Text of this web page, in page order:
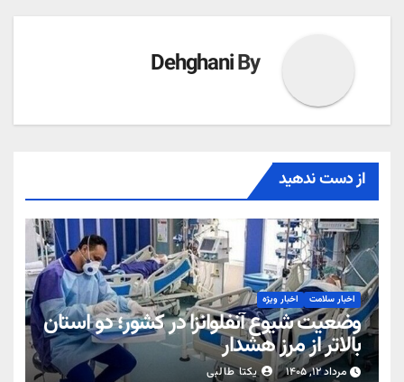
By
Dehghani
از دست ندهید
اخبار سلامت اخبار ویژه
وضعیت شیوع آنفلوانزا در کشور؛ دو استان
بالاتر از مرز هشدار
مرداد ۱۲, ۱۴۰۵ یکتا طالبی